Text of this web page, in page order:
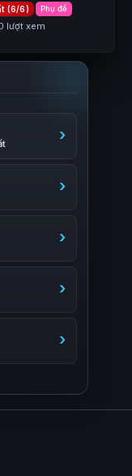
(6/6) Phụ đề
lượt xem